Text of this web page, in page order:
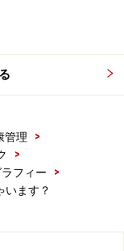
管理
>
>
フィー
>
います？